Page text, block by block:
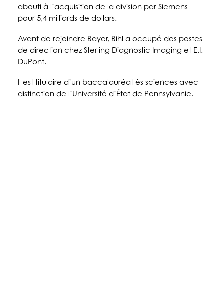
abouti à l’acquisition de la division par Siemens
pour 5,4 milliards de dollars.
Avant de rejoindre Bayer, Bihl a occupé des postes
de direction chez Sterling Diagnostic Imaging et E.I.
DuPont.
Il est titulaire d’un baccalauréat ès sciences avec
distinction de l’Université d’État de Pennsylvanie.